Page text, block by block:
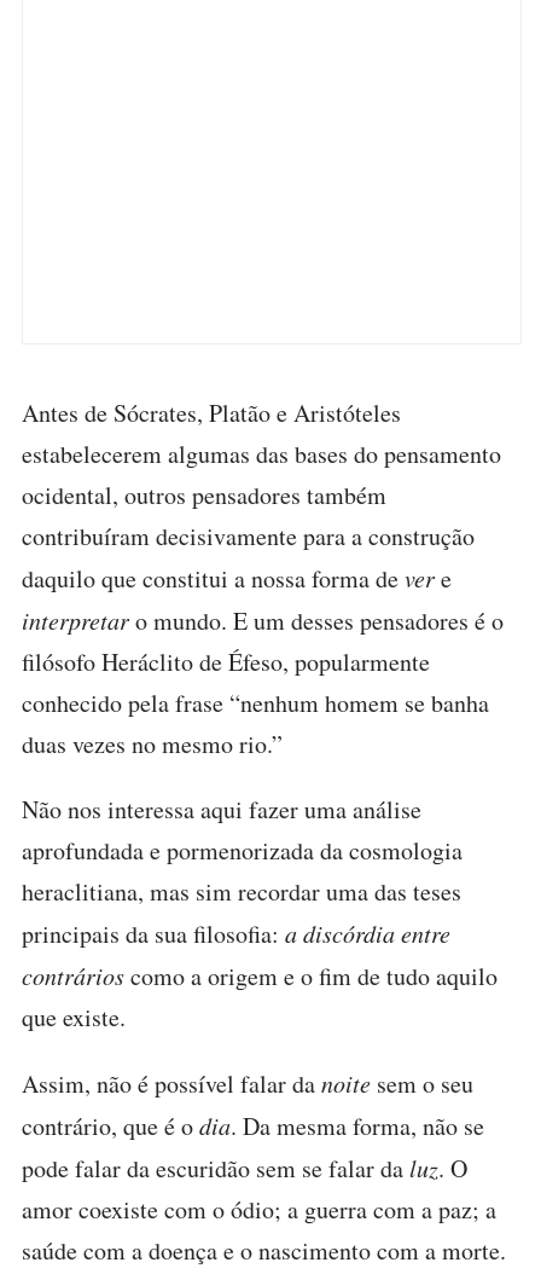
Antes de Sócrates, Platão e Aristóteles
estabelecerem algumas das bases do pensamento
ocidental, outros pensadores também
contribuíram decisivamente para a construção
daquilo que constitui a nossa forma devere
interpretaro mundo. E um desses pensadores é o
filósofo Heráclito de Éfeso, popularmente
conhecido pela frase “nenhum homem se banha
duas vezes no mesmo rio.”
Não nos interessa aqui fazer uma análise
aprofundada e pormenorizada da cosmologia
heraclitiana, mas sim recordar uma das teses
principais da sua filosofia: a discórdia entre
contrárioscomo a origem e o fim de tudo aquilo
que existe.
Assim, não é possível falar danoite sem o seu
contrário, que é odia. Da mesma forma, não se
pode falar da escuridão sem se falar daluz. O
amor coexiste com o ódio; a guerra com a paz; a
saúde com a doença e o nascimento com a morte.